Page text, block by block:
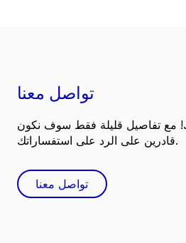
تواصل معنا
مع تفاصيل قليلة فقط سوف نكون
قادرين على الرد على استفساراتك.
تواصل معنا